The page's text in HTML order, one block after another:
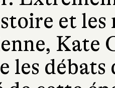
et
Kate
les débats